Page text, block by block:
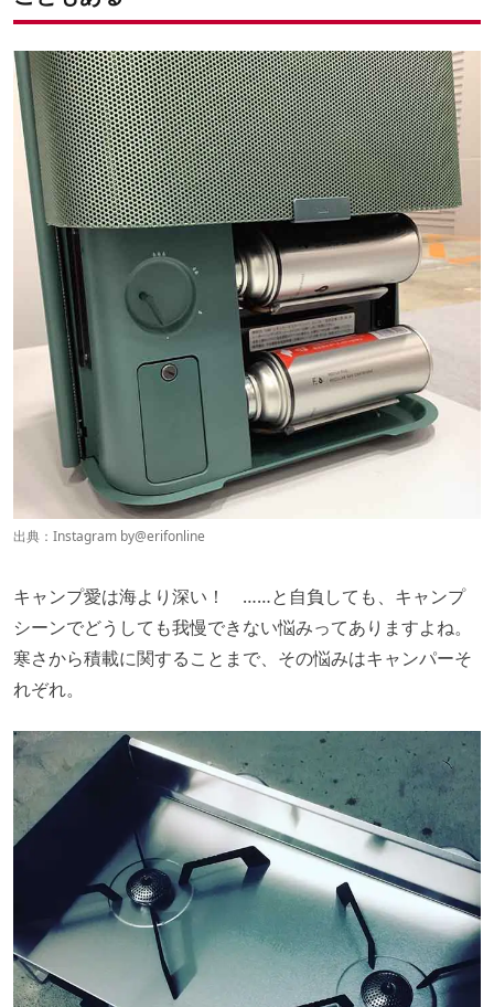
出典：Instagram by@erifonline
キャンプ愛は海より深い！ ……と自負しても、キャンプ
シーンでどうしても我慢できない悩みってありますよね。
寒さから積載に関することまで、その悩みはキャンパーそ
れぞれ。